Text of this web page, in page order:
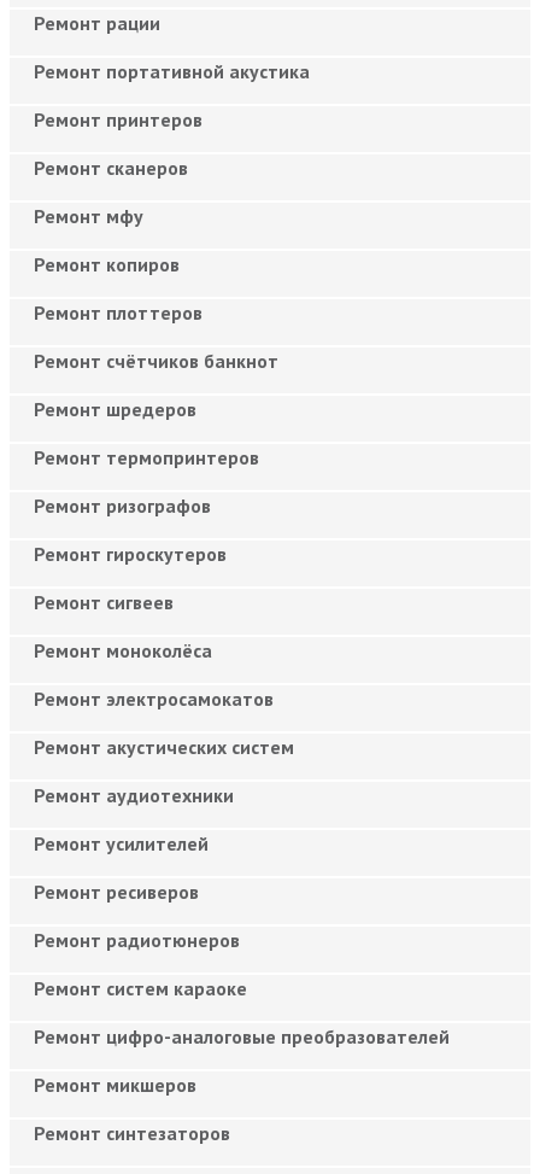
Ремонт рации
Ремонт портативной акустика
Ремонт принтеров
Ремонт сканеров
Ремонт мфу
Ремонт копиров
Ремонт плоттеров
Ремонт счётчиков банкнот
Ремонт шредеров
Ремонт термопринтеров
Ремонт ризографов
Ремонт гироскутеров
Ремонт сигвеев
Ремонт моноколёса
Ремонт электросамокатов
Ремонт акустических систем
Ремонт аудиотехники
Ремонт усилителей
Ремонт ресиверов
Ремонт радиотюнеров
Ремонт систем караоке
Ремонт цифро-аналоговые преобразователей
Ремонт микшеров
Ремонт синтезаторов